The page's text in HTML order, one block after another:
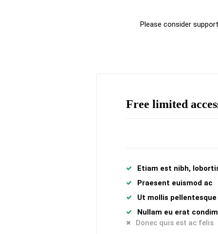
Please consider
Free limited
Etiam est nibh,
Praesent euismod ac
Ut mollis
Nullam eu erat
Donec quis est ac felis